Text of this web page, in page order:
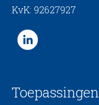
KvK: 92627927
Toepassingen